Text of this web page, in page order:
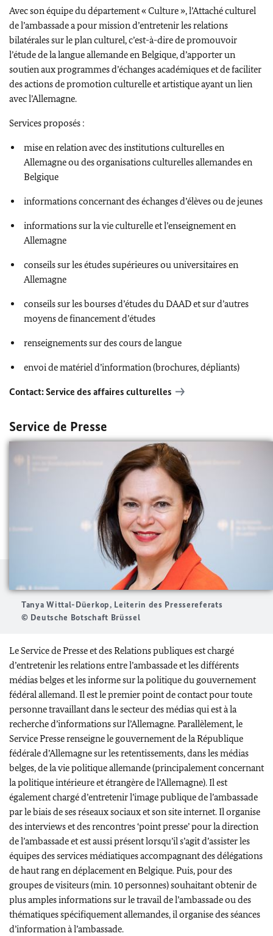
Avec son équipe du département « Culture », l’Attaché culturel
de l’ambassade a pour mission d’entretenir les relations
bilatérales sur le plan culturel, c’est-à-dire de promouvoir
l’étude de la langue allemande en Belgique, d’apporter un
soutien aux programmes d’échanges académiques et de faciliter
des actions de promotion culturelle et artistique ayant un lien
avec l’Allemagne.
Services proposés :
mise en relation avec des institutions culturelles en
Allemagne ou des organisations culturelles allemandes en
Belgique
informations concernant des échanges d’élèves ou de jeunes
informations sur la vie culturelle et l’enseignement en
Allemagne
conseils sur les études supérieures ou universitaires en
Allemagne
conseils sur les bourses d’études du DAAD et sur d’autres
moyens de financement d’études
renseignements sur des cours de langue
envoi de matériel d’information (brochures, dépliants)
Contact: Service des affaires culturelles
Service de Presse
Tanya Wittal-Düerkop, Leiterin des Pressereferats
© Deutsche Botschaft Brüssel
Le Service de Presse et des Relations publiques est chargé
d’entretenir les relations entre l’ambassade et les différents
médias belges et les informe sur la politique du gouvernement
fédéral allemand. Il est le premier point de contact pour toute
personne travaillant dans le secteur des médias qui est à la
recherche d’informations sur l’Allemagne. Parallèlement, le
Service Presse renseigne le gouvernement de la République
fédérale d’Allemagne sur les retentissements, dans les médias
belges, de la vie politique allemande (principalement concernant
la politique intérieure et étrangère de l’Allemagne). Il est
également chargé d’entretenir l’image publique de l’ambassade
par le biais de ses réseaux sociaux et son site internet. Il organise
des interviews et des rencontres ‘point presse’ pour la direction
de l’ambassade et est aussi présent lorsqu’il s’agit d’assister les
équipes des services médiatiques accompagnant des délégations
de haut rang en déplacement en Belgique. Puis, pour des
groupes de visiteurs (min. 10 personnes) souhaitant obtenir de
plus amples informations sur le travail de l’ambassade ou des
thématiques spécifiquement allemandes, il organise des séances
d’information à l’ambassade.